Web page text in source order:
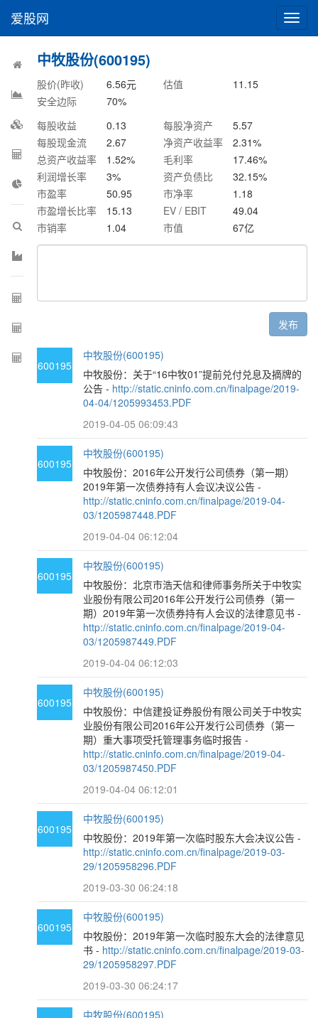
切
换
爱股网
中牧股份(600195)
股价(昨收) 6.56元 估值
11.15
安全边际
70%
每股收益
0.13 每股净资产
5.57
每股现金流
2.67 净资产收益率 2.31%
总资产收益率
1.52% 毛利率 17.46%
利润增长率
3% 资产负债比 32.15%
市盈率
50.95 市净率
1.18
市盈增长比率
15.13 EV / EBIT
49.04
市销率
1.04 市值 67亿
发布
600195
中牧股份(600195)
中牧股份：关于“16中牧01”提前兑付兑息及摘牌的
公告 - http://static.cninfo.com.cn/finalpage/2019-
04-04/1205993453.PDF
2019-04-05 06:09:43
600195
中牧股份(600195)
中牧股份：2016年公开发行公司债券（第一期）
2019年第一次债券持有人会议决议公告 -
http://static.cninfo.com.cn/finalpage/2019-04-
03/1205987448.PDF
2019-04-04 06:12:04
600195
中牧股份(600195)
中牧股份：北京市浩天信和律师事务所关于中牧实
业股份有限公司2016年公开发行公司债券（第一
期）2019年第一次债券持有人会议的法律意见书 -
http://static.cninfo.com.cn/finalpage/2019-04-
03/1205987449.PDF
2019-04-04 06:12:03
600195
中牧股份(600195)
中牧股份：中信建投证券股份有限公司关于中牧实
业股份有限公司2016年公开发行公司债券（第一
期）重大事项受托管理事务临时报告 -
http://static.cninfo.com.cn/finalpage/2019-04-
03/1205987450.PDF
2019-04-04 06:12:01
600195
中牧股份(600195)
中牧股份：2019年第一次临时股东大会决议公告 -
http://static.cninfo.com.cn/finalpage/2019-03-
29/1205958296.PDF
2019-03-30 06:24:18
600195
中牧股份(600195)
中牧股份：2019年第一次临时股东大会的法律意见
书 - http://static.cninfo.com.cn/finalpage/2019-03-
29/1205958297.PDF
2019-03-30 06:24:17
中牧股份(600195)